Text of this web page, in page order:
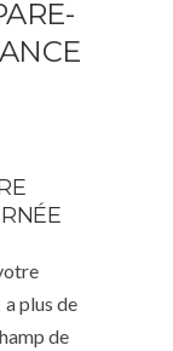
plus de
de